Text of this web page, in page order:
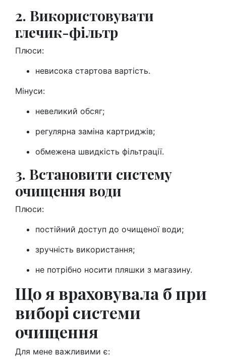
2. Використовувати
глечик-фільтр
Плюси:
невисока стартова вартість.
Мінуси:
невеликий обсяг;
регулярна заміна картриджів;
обмежена швидкість фільтрації.
3. Встановити систему
очищення води
Плюси:
постійний доступ до очищеної води;
зручність використання;
не потрібно носити пляшки з магазину.
Що я враховувала б при
виборі системи
очищення
Для мене важливими є: